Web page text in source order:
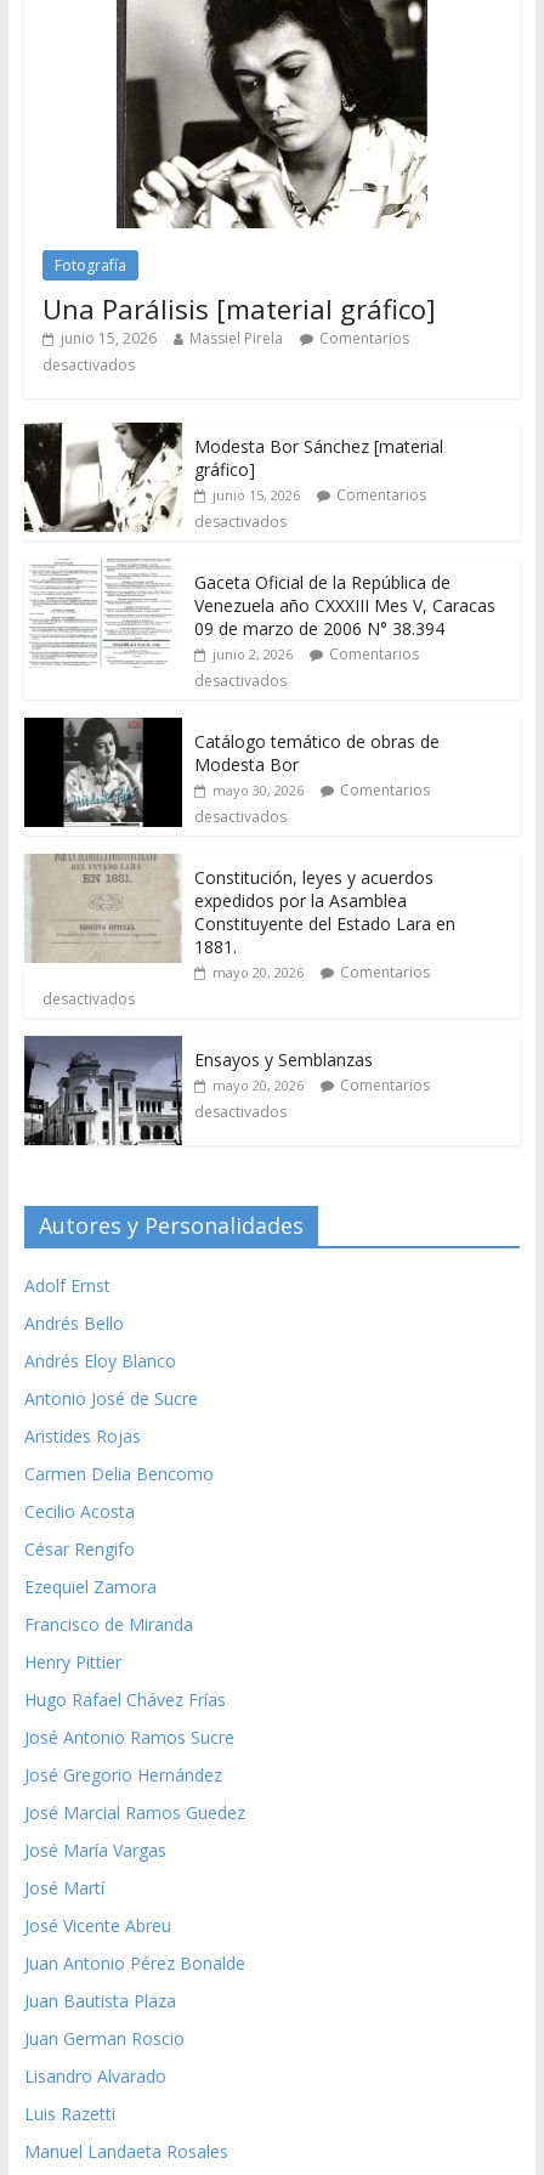
Fotografía
Una Parálisis [material gráfico]
junio 15, 2026 Massiel Pirela
Comentarios
desactivados
Modesta Bor Sánchez [material
gráfico]
junio 15, 2026
Comentarios
desactivados
Gaceta Oficial de la República de
Venezuela año CXXXIII Mes V, Caracas
09 de marzo de 2006 N° 38.394
junio 2, 2026
Comentarios
desactivados
Catálogo temático de obras de
Modesta Bor
mayo 30, 2026
Comentarios
desactivados
Constitución, leyes y acuerdos
expedidos por la Asamblea
Constituyente del Estado Lara en
1881.
mayo 20, 2026
Comentarios
desactivados
Ensayos y Semblanzas
mayo 20, 2026
Comentarios
desactivados
Autores y Personalidades
Adolf Ernst
Andrés Bello
Andrés Eloy Blanco
Antonio José de Sucre
Aristides Rojas
Carmen Delia Bencomo
Cecilio Acosta
César Rengifo
Ezequiel Zamora
Francisco de Miranda
Henry Pittier
Hugo Rafael Chávez Frías
José Antonio Ramos Sucre
José Gregorio Hernández
José Marcial Ramos Guedez
José María Vargas
José Martí
José Vicente Abreu
Juan Antonio Pérez Bonalde
Juan Bautista Plaza
Juan German Roscio
Lisandro Alvarado
Luis Razetti
Manuel Landaeta Rosales